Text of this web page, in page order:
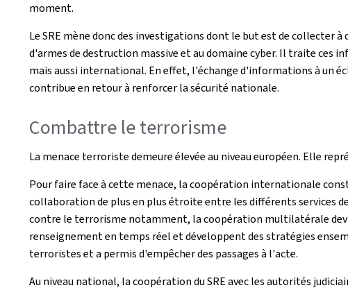
moment.
Le SRE mène donc des investigations dont le but est de collecter
d'armes de destruction massive et au domaine cyber. Il traite ces
mais aussi international. En effet, l'échange d'informations à un
contribue en retour à renforcer la sécurité nationale.
Combattre le terrorisme
La menace terroriste demeure élevée au niveau européen. Elle
Pour faire face à cette menace, la coopération internationale
collaboration de plus en plus étroite entre les différents services
contre le terrorisme notamment, la coopération multilatérale
renseignement en temps réel et développent des stratégies
terroristes et a permis d'empêcher des passages à l'acte.
Au niveau national, la coopération du SRE avec les autorités